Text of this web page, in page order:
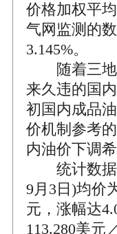
价格加权平
气网监测的
3.145%。
随着三地
来久违的国
初国内成品
价机制参考
内油价下调希
统计数据
9月3日)均价
元，涨幅达
113.280美元